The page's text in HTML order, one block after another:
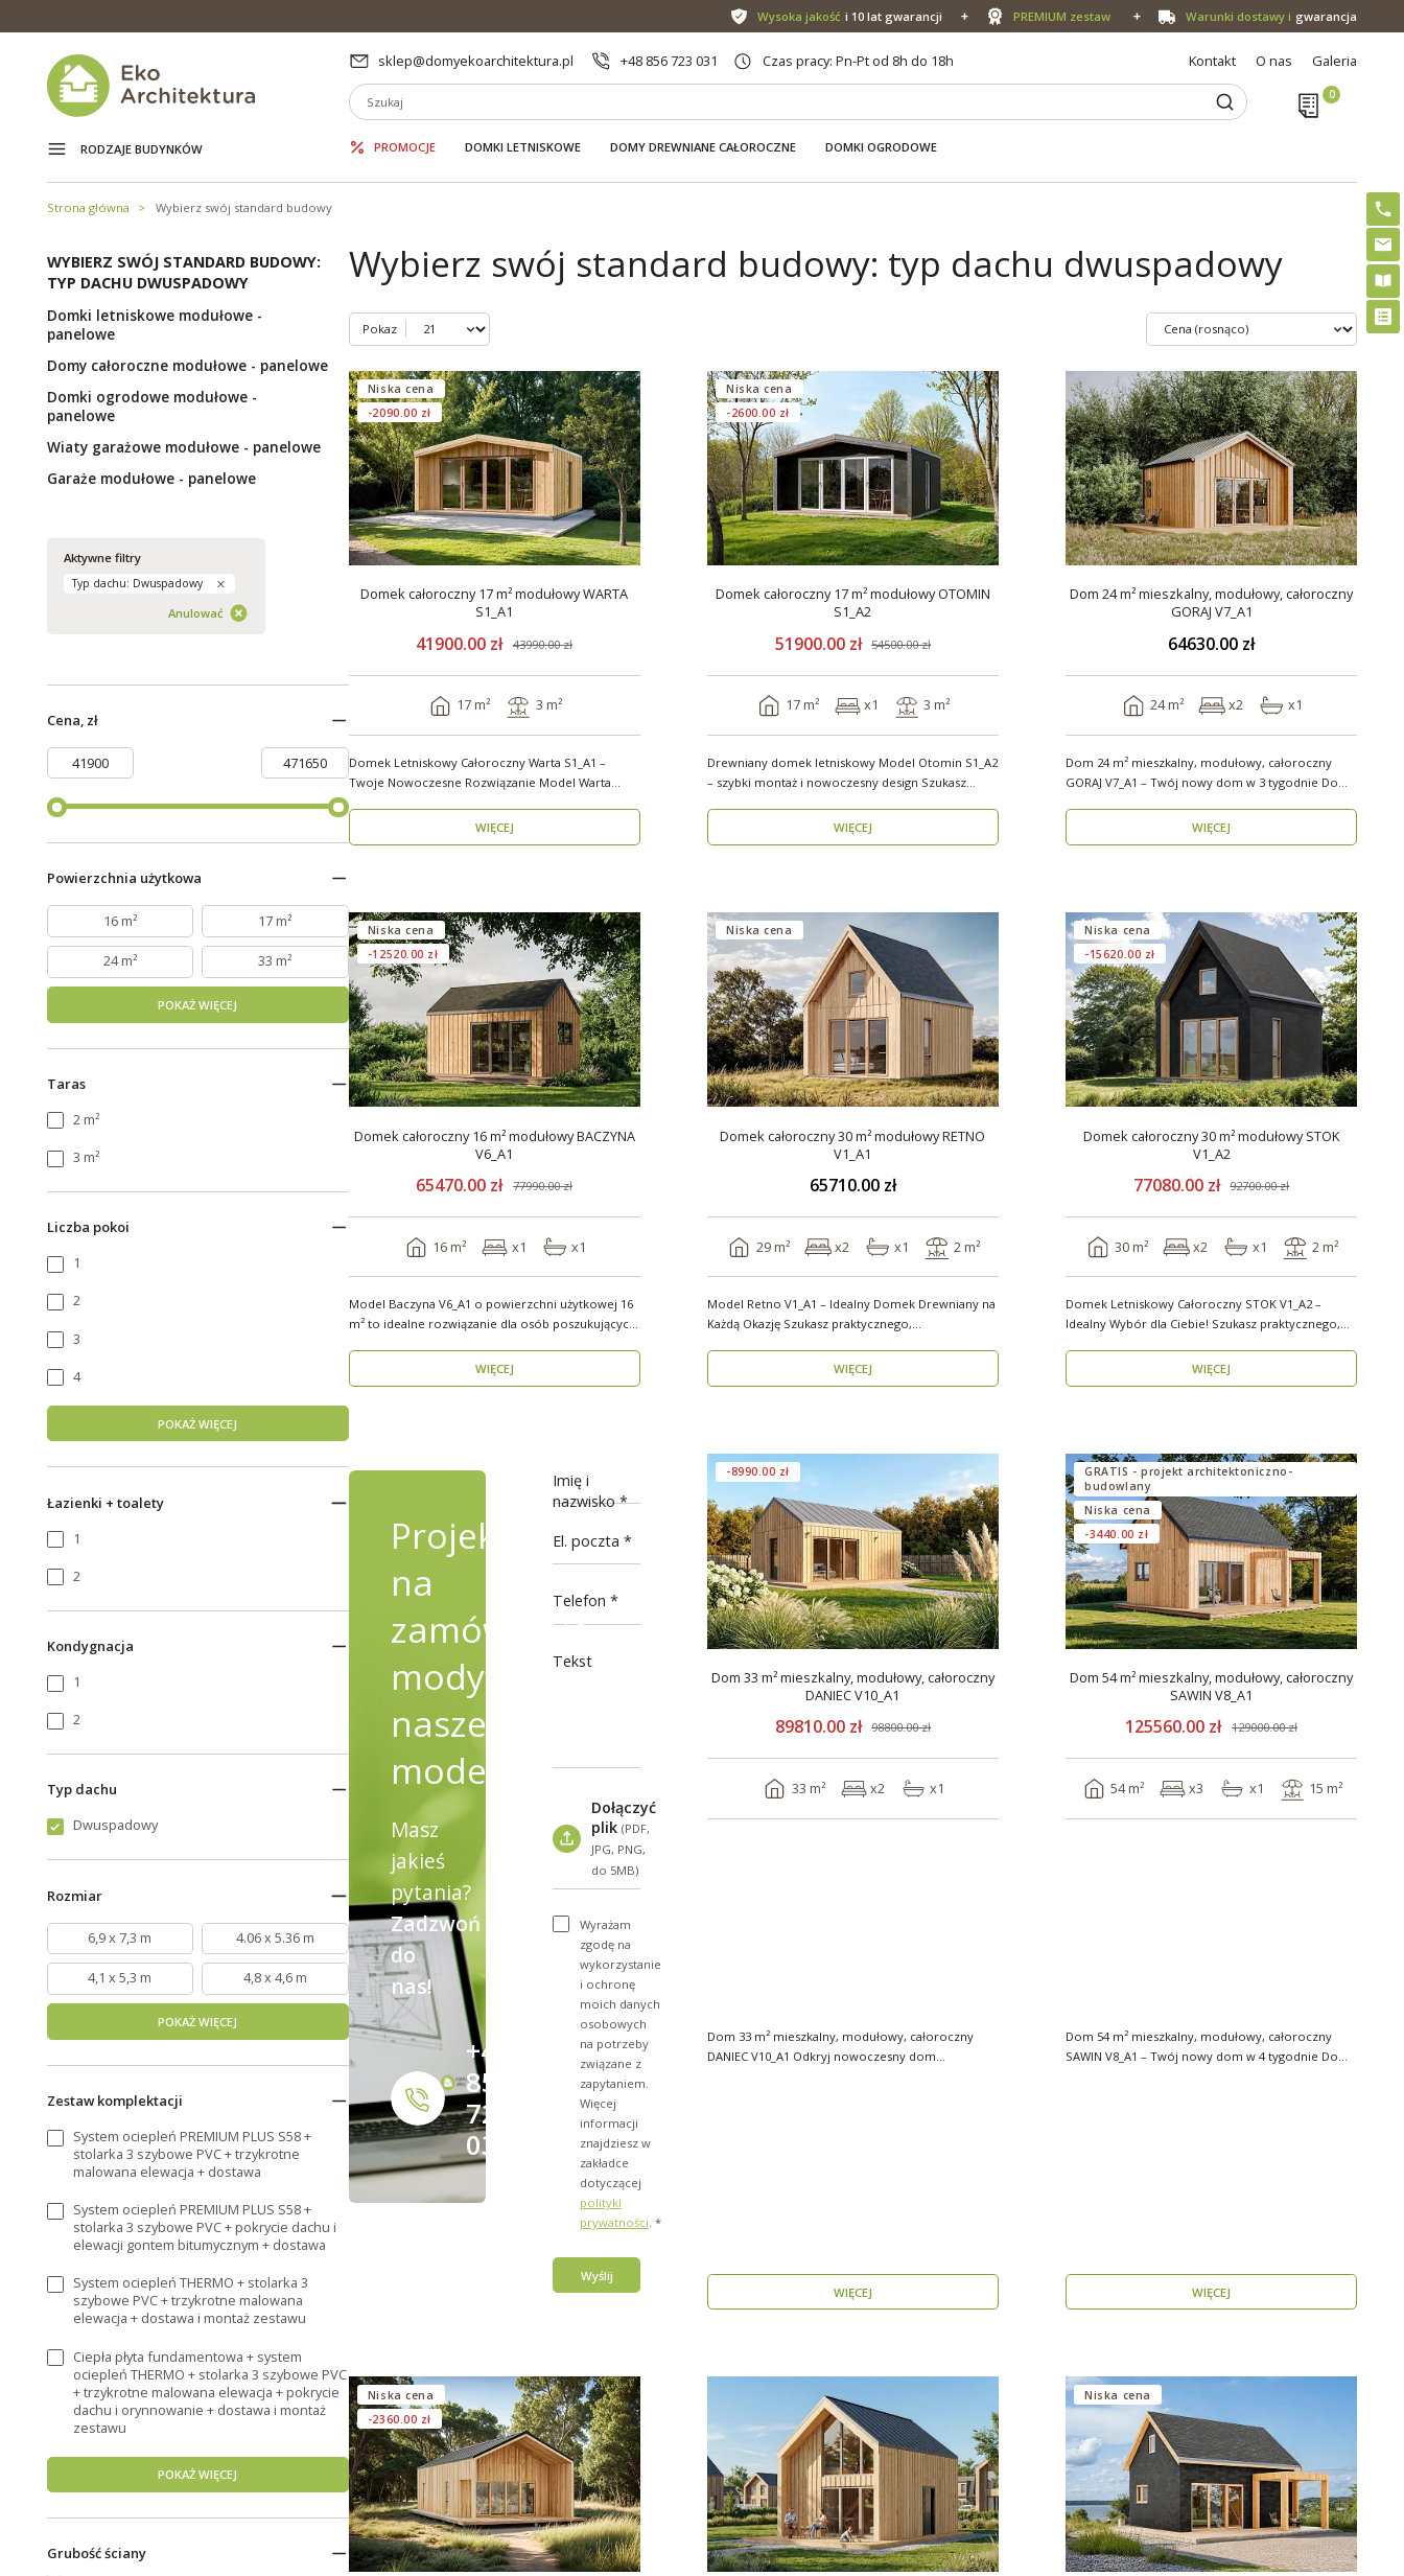
Wysoka jakość i 10 lat gwarancji PREMIUM zestaw Warunki dostawy i gwarancja
sklep@domyekoarchitektura.pl +48 856 723 031 Czas pracy: Pn-Pt od 8h do 18h Kontakt O nas Galeria
RODZAJE BUDYNKÓW PROMOCJE DOMKI LETNISKOWE DOMY DREWNIANE CAŁOROCZNE DOMKI OGRODOWE
Strona główna Wybierz swój standard budowy
WYBIERZ SWÓJ STANDARD BUDOWY:
TYP DACHU DWUSPADOWY
Domki letniskowe modułowe -
panelowe
Domy całoroczne modułowe - panelowe
Domki ogrodowe modułowe -
panelowe
Wiaty garażowe modułowe - panelowe
Garaże modułowe - panelowe
Aktywne filtry
Typ dachu: Dwuspadowy
Anulować
Cena, zł
Powierzchnia użytkowa
16 m² 17 m²
24 m² 33 m²
POKAŻ WIĘCEJ
Taras
2 m²
3 m²
Liczba pokoi
1
2
3
4
POKAŻ WIĘCEJ
Łazienki + toalety
1
2
Kondygnacja
1
2
Typ dachu
Dwuspadowy
Rozmiar
6,9 x 7,3 m 4.06 x 5.36 m
4,1 x 5,3 m 4,8 x 4,6 m
POKAŻ WIĘCEJ
Zestaw komplektacji
System ociepleń PREMIUM PLUS S58 +
stolarka 3 szybowe PVC + trzykrotne
malowana elewacja + dostawa
System ociepleń PREMIUM PLUS S58 +
stolarka 3 szybowe PVC + pokrycie dachu i
elewacji gontem bitumycznym + dostawa
System ociepleń THERMO + stolarka 3
szybowe PVC + trzykrotne malowana
elewacja + dostawa i montaż zestawu
Ciepła płyta fundamentowa + system
ociepleń THERMO + stolarka 3 szybowe PVC
+ trzykrotne malowana elewacja + pokrycie
dachu i orynnowanie + dostawa i montaż
zestawu
POKAŻ WIĘCEJ
Grubość ściany
Wybierz swój standard budowy: typ dachu dwuspadowy
Pokaz
Niska cena
-2090.00 zł
Domek całoroczny 17 m² modułowy WARTA
S1_A1
41900.00 zł 43990.00 zł
17 m² 3 m²
Domek Letniskowy Całoroczny Warta S1_A1 –
Twoje Nowoczesne Rozwiązanie Model Warta
S1_A1 o powier..
WIĘCEJ
Niska cena
-2600.00 zł
Domek całoroczny 17 m² modułowy OTOMIN
S1_A2
51900.00 zł 54500.00 zł
17 m² x1 3 m²
Drewniany domek letniskowy Model Otomin S1_A2
– szybki montaż i nowoczesny design Szukasz
WIĘCEJ
Dom 24 m² mieszkalny, modułowy, całoroczny
GORAJ V7_A1
64630.00 zł
24 m² x2 x1
Dom 24 m² mieszkalny, modułowy, całoroczny
GORAJ V7_A1 – Twój nowy dom w 3 tygodnie Domy
WIĘCEJ
Niska cena
-12520.00 zł
Domek całoroczny 16 m² modułowy BACZYNA
V6_A1
65470.00 zł 77990.00 zł
16 m² x1 x1
Model Baczyna V6_A1 o powierzchni użytkowej 16
m² to idealne rozwiązanie dla osób poszukujących
WIĘCEJ
Niska cena
Domek całoroczny 30 m² modułowy RETNO
V1_A1
65710.00 zł
29 m² x2 x1 2 m²
Model Retno V1_A1 – Idealny Domek Drewniany na
Każdą Okazję Szukasz praktycznego,
WIĘCEJ
Niska cena
-15620.00 zł
Domek całoroczny 30 m² modułowy STOK
V1_A2
77080.00 zł 92700.00 zł
30 m² x2 x1 2 m²
Domek Letniskowy Całoroczny STOK V1_A2 –
Idealny Wybór dla Ciebie! Szukasz praktycznego,
WIĘCEJ
Projekty
na
zamówienie,
modyfikując
nasze
modele
Masz
jakieś
pytania?
Zadzwoń
do
nas!
+48
856
723
031
Imię i
nazwisko
El. poczta
Telefon
Tekst
Dołączyć
plik(PDF,
JPG, PNG,
do 5MB)
Wyrażam
zgodę na
wykorzystanie
i ochronę
moich danych
osobowych
na potrzeby
związane z
zapytaniem.
Więcej
informacji
znajdziesz w
zakładce
dotyczącej
polityki
prywatności . *
Wyślij
-8990.00 zł
Dom 33 m² mieszkalny, modułowy, całoroczny
DANIEC V10_A1
89810.00 zł 98800.00 zł
33 m² x2 x1
Dom 33 m² mieszkalny, modułowy, całoroczny
DANIEC V10_A1 Odkryj nowoczesny dom
WIĘCEJ
GRATIS - projekt architektoniczno-
budowlany
Niska cena
-3440.00 zł
Dom 54 m² mieszkalny, modułowy, całoroczny
SAWIN V8_A1
125560.00 zł 129000.00 zł
54 m² x3 x1 15 m²
Dom 54 m² mieszkalny, modułowy, całoroczny
SAWIN V8_A1 – Twój nowy dom w 4 tygodnie Domy
WIĘCEJ
Niska cena
-2360.00 zł
Niska cena